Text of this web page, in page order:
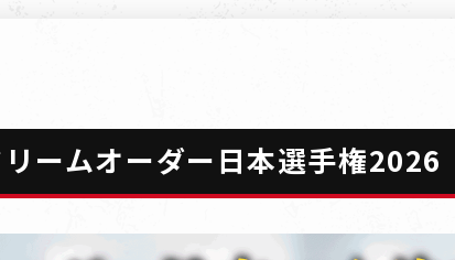
リームオーダー日本選手権2026